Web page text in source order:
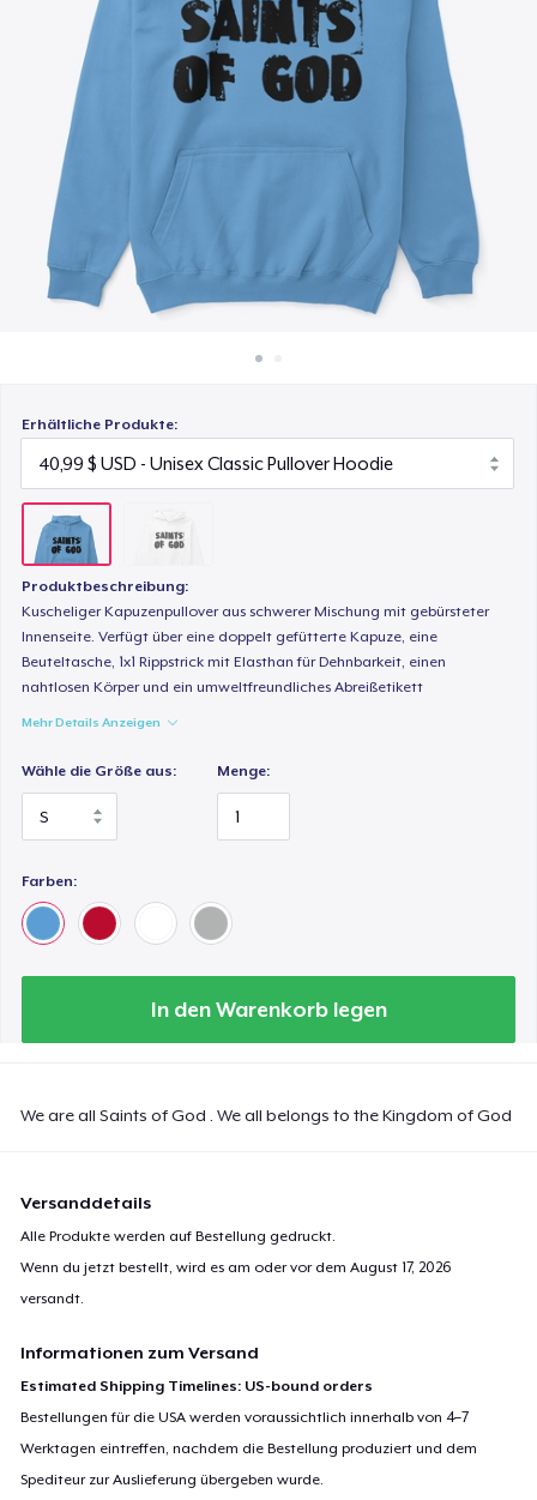
Überall verkaufen
Erhältliche Produkte:
Produktbeschreibung:
Kuscheliger Kapuzenpullover aus schwerer Mischung mit gebürsteter
Innenseite. Verfügt über eine doppelt gefütterte Kapuze, eine
Beuteltasche, 1x1 Rippstrick mit Elasthan für Dehnbarkeit, einen
nahtlosen Körper und ein umweltfreundliches Abreißetikett
Mehr Details Anzeigen
Wähle die Größe aus: Menge:
Farben:
In den Warenkorb legen
We are all Saints of God . We all belongs to the Kingdom of God
Versanddetails
Alle Produkte werden auf Bestellung gedruckt.
Wenn du jetzt bestellt, wird es am oder vor demAugust 17, 2026
versandt.
Informationen zum Versand
Estimated Shipping Timelines: US-bound orders
Bestellungen für die USA werden voraussichtlich innerhalb von 4–7
Werktagen eintreffen, nachdem die Bestellung produziert und dem
Spediteur zur Auslieferung übergeben wurde.